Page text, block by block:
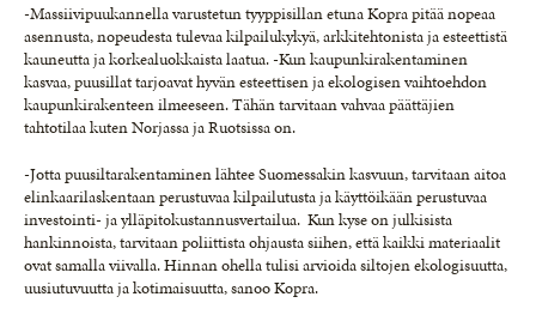
-Massiivipuukannella varustetun tyyppisillan etuna Kopra pitää nopeaa
asennusta, nopeudesta tulevaa kilpailukykyä, arkkitehtonista ja esteettistä
kauneutta ja korkealuokkaista laatua. -Kun kaupunkirakentaminen
kasvaa, puusillat tarjoavat hyvän esteettisen ja ekologisen vaihtoehdon
kaupunkirakenteen ilmeeseen. Tähän tarvitaan vahvaa päättäjien
tahtotilaa kuten Norjassa ja Ruotsissa on.
-Jotta puusiltarakentaminen lähtee Suomessakin kasvuun, tarvitaan aitoa
elinkaarilaskentaan perustuvaa kilpailutusta ja käyttöikään perustuvaa
investointi- ja ylläpitokustannusvertailua. Kun kyse on julkisista
hankinnoista, tarvitaan poliittista ohjausta siihen, että kaikki materiaalit
ovat samalla viivalla. Hinnan ohella tulisi arvioida siltojen ekologisuutta,
uusiutuvuutta ja kotimaisuutta, sanoo Kopra.